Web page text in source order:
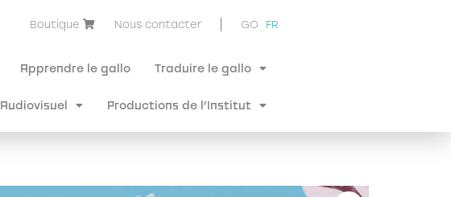
Boutique Nous contacter GO FR
Apprendre le gallo Traduire le gallo
Audiovisuel Productions de l’Institut